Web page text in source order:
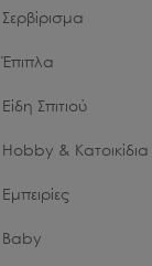
Σερβίρισμα
Έπιπλα
Είδη Σπιτιού
Hobby & Κατοικίδια
Εμπειρίες
Baby